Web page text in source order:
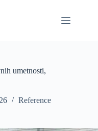
umetnosti,
Reference